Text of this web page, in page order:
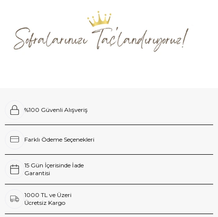
%100 Güvenli Alışveriş
Farklı Ödeme Seçenekleri
15 Gün İçerisinde İade
Garantisi
1000 TL ve Üzeri
Ücretsiz Kargo